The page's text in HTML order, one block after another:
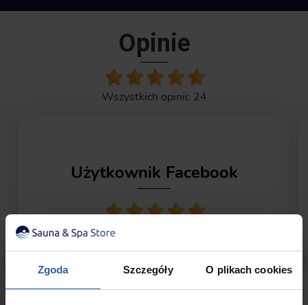
Zgoda Szczegóły O plikach cookies
Opinie
Wszystkich opinii: 24
Użytkownik Facebook
komfort Hestia sześcioosobowe. Oczywiście
kupione w firmie Sauna&SpaStore. Jestem